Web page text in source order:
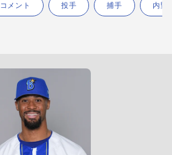
コメント 投手 捕手 内野